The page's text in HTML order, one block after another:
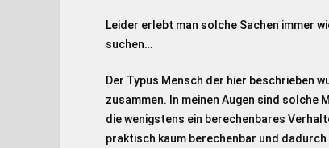
Leider erlebt man solche Sachen immer
suchen…
Der Typus Mensch der hier beschrieben
zusammen. In meinen Augen sind
die wenigstens ein berechenbares
praktisch kaum berechenbar und